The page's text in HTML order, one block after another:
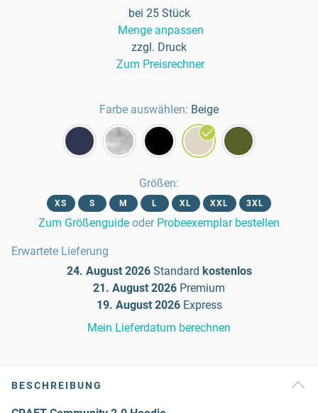
bei 25 Stück
Menge anpassen
zzgl. Druck
Zum Preisrechner
Farbe auswählen: Beige
Größen:
XS S M L XL XXL 3XL
Zum Größenguide oder Probeexemplar bestellen
Erwartete Lieferung
24. August 2026 Standard kostenlos
21. August 2026 Premium
19. August 2026 Express
Mein Lieferdatum berechnen
BESCHREIBUNG